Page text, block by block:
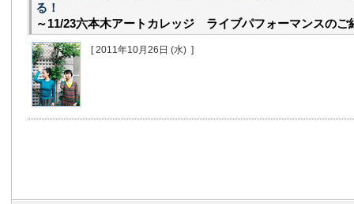
る！
～11/23六本木アートカレッジ ライブパフォーマンスのご
[ 2011年10月26日 (水) ]